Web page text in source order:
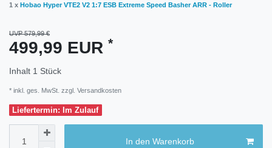
1 x Hobao Hyper VTE2 V2 1:7 ESB Extreme Speed Basher ARR - Roller
UVP 579,99 €
499,99 EUR *
Inhalt 1 Stück
* inkl. ges. MwSt. zzgl. Versandkosten
Liefertermin: Im Zulauf
In den Warenkorb